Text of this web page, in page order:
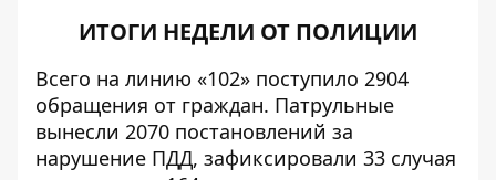
ИТОГИ НЕДЕЛИ ОТ ПОЛИЦИИ
Всего на линию «102» поступило 2904
обращения от граждан. Патрульные
вынесли 2070 постановлений за
нарушение ПДД, зафиксировали 33 случая